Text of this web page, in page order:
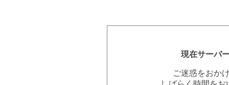
現在サーバ
ご迷惑をおか